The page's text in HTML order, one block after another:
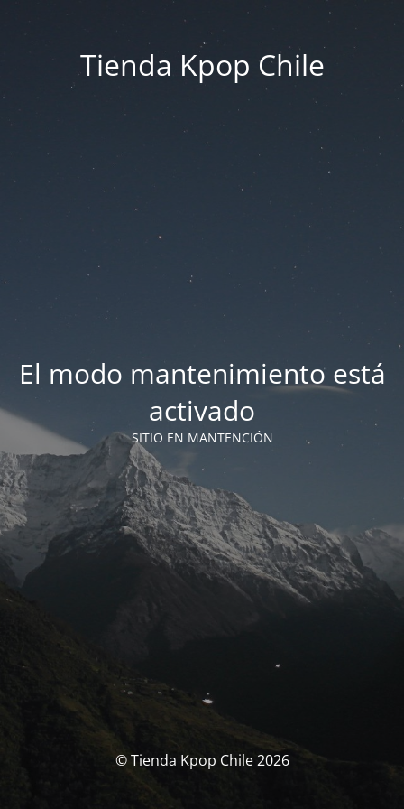
Tienda Kpop Chile
El modo mantenimiento está
activado
SITIO EN MANTENCIÓN
© Tienda Kpop Chile 2026